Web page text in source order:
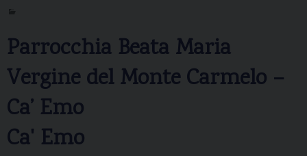
Parrocchia Beata Maria
Vergine del Monte Carmelo –
Ca’ Emo
Ca' Emo